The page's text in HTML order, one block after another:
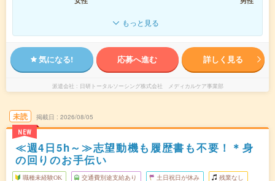
もっと見る
気になる! 応募へ進む 詳しく見る
派遣会社 日研トータルソーシング株式会社 メディカルケア事業部
未読
NEW
掲載日 2026/08/05
≪週4日5h～≫志望動機も履歴書も不要！＊身
の回りのお手伝い
職種未経験OK 交通費別途支給あり 土日祝日が休み 残業なし